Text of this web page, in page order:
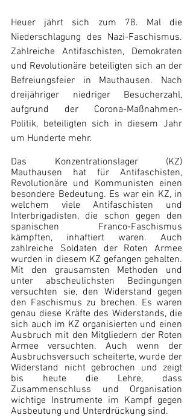
Heuer jährt sich zum 78. Mal die
Niederschlagung des Nazi-Faschismus.
Zahlreiche Antifaschisten, Demokraten
und Revolutionäre beteiligten sich an der
Befreiungsfeier in Mauthausen. Nach
dreijähriger niedriger Besucherzahl,
aufgrund der Corona-Maßnahmen-
Politik, beteiligten sich in diesem Jahr
um Hunderte mehr.
Das Konzentrationslager (KZ)
Mauthausen hat für Antifaschisten,
Revolutionäre und Kommunisten einen
besondere Bedeutung. Es war ein KZ, in
welchem viele Antifaschisten und
Interbrigadisten, die schon gegen den
spanischen Franco-Faschismus
kämpften, inhaftiert waren. Auch
zahlreiche Soldaten der Roten Armee
wurden in diesem KZ gefangen gehalten.
Mit den grausamsten Methoden und
unter abscheulichsten Bedingungen
versuchten sie, den Widerstand gegen
den Faschismus zu brechen. Es waren
genau diese Kräfte des Widerstands, die
sich auch im KZ organisierten und einen
Ausbruch mit den Mitgliedern der Roten
Armee versuchten. Auch wenn der
Ausbruchsversuch scheiterte, wurde der
Widerstand nicht gebrochen und zeigt
bis heute die Lehre, dass
Zusammenschluss und Organisation
wichtige Instrumente im Kampf gegen
Ausbeutung und Unterdrückung sind.